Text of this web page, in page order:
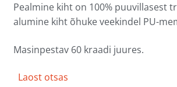
Pealmine kiht on 100% puuvillasest
alumine kiht õhuke veekindel PU-
Masinpestav 60 kraadi juures.
Laost otsas